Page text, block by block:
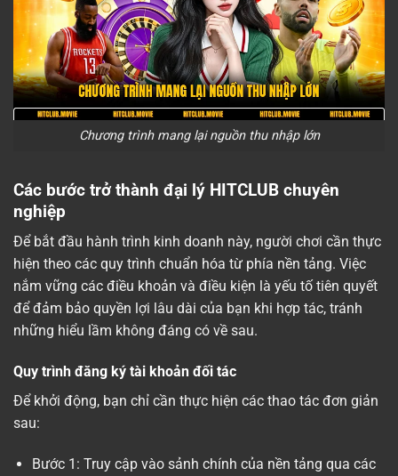
Chương trình mang lại nguồn thu nhập lớn
Các bước trở thành đại lý HITCLUB chuyên
nghiệp
Để bắt đầu hành trình kinh doanh này, người chơi cần thực
hiện theo các quy trình chuẩn hóa từ phía nền tảng. Việc
nắm vững các điều khoản và điều kiện là yếu tố tiên quyết
để đảm bảo quyền lợi lâu dài của bạn khi hợp tác, tránh
những hiểu lầm không đáng có về sau.
Quy trình đăng ký tài khoản đối tác
Để khởi động, bạn chỉ cần thực hiện các thao tác đơn giản
sau:
Bước 1: Truy cập vào sảnh chính của nền tảng qua các